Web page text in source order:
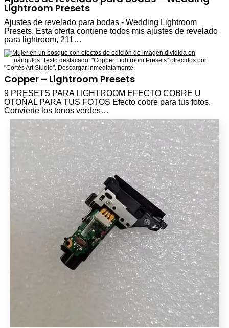
Lightroom Presets
Ajustes de revelado para bodas - Wedding Lightroom
Presets. Esta oferta contiene todos mis ajustes de revelado
para lightroom, 211…
Copper – Lightroom Presets
9 PRESETS PARA LIGHTROOM EFECTO COBRE U
OTOÑAL PARA TUS FOTOS Efecto cobre para tus fotos.
Convierte los tonos verdes…